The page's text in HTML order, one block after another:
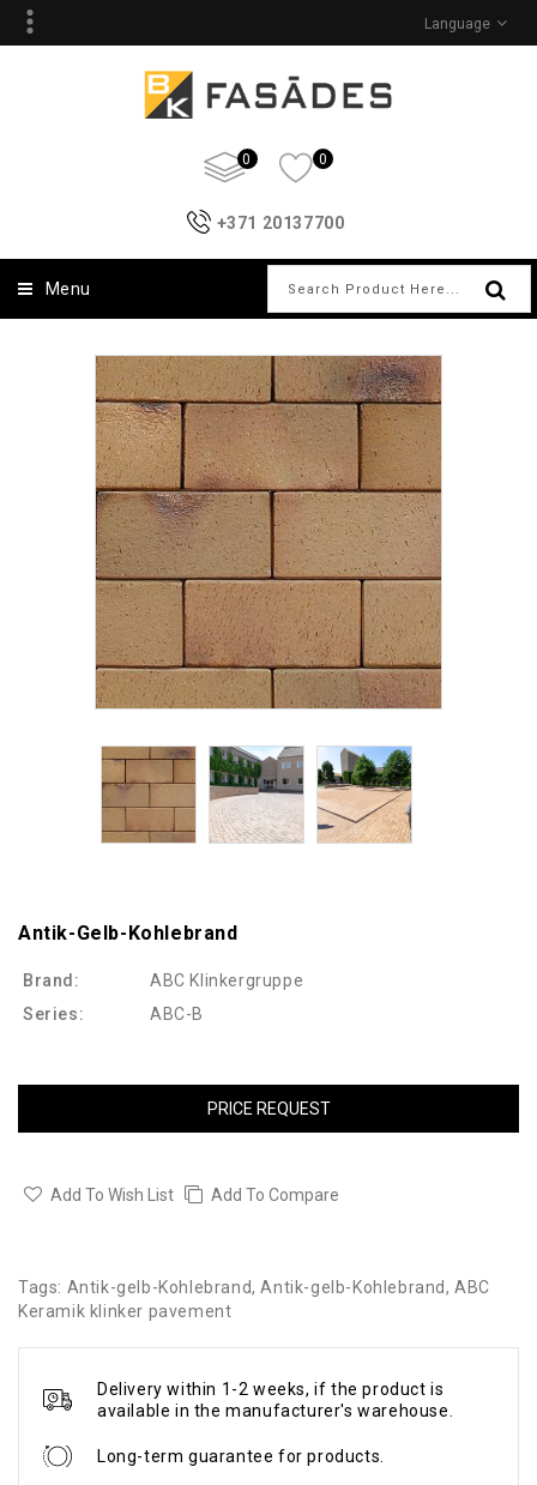
Language
0 0
+371 20137700
Menu
Antik-Gelb-Kohlebrand
Brand:
ABC Klinkergruppe
Series:
ABC-B
PRICE REQUEST
Add To Wish List Add To Compare
Tags: Antik-gelb-Kohlebrand,Antik-gelb-Kohlebrand,ABC
Keramik klinker pavement
Delivery within 1-2 weeks, if the product is
available in the manufacturer's warehouse.
Long-term guarantee for products.